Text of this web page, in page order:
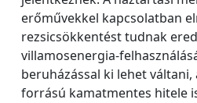
erőművekkel kapcsolatban
rezsicsökkentést tudnak
villamosenergia-
beruházással ki lehet váltani,
forrású kamatmentes hitele